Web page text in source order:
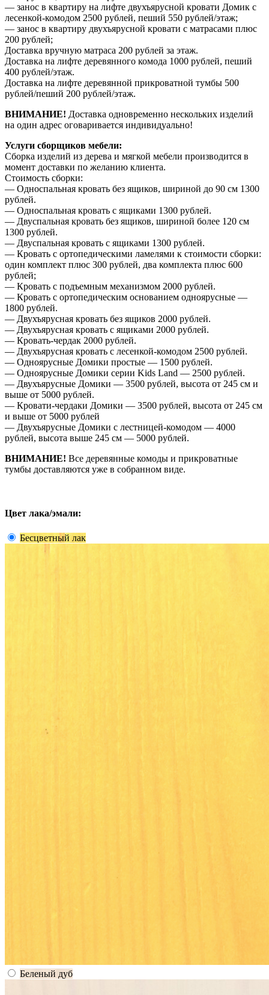
— занос в квартиру на лифте двухъярусной кровати Домик с
лесенкой-комодом 2500 рублей, пеший 550 рублей/этаж;
— занос в квартиру двухъярусной кровати с матрасами плюс
200 рублей;
Доставка вручную матраса 200 рублей за этаж.
Доставка на лифте деревянного комода 1000 рублей, пеший
400 рублей/этаж.
Доставка на лифте деревянной прикроватной тумбы 500
рублей/пеший 200 рублей/этаж.
ВНИМАНИЕ! Доставка одновременно нескольких изделий
на один адрес оговаривается индивидуально!
Услуги сборщиков мебели:
Сборка изделий из дерева и мягкой мебели производится в
момент доставки по желанию клиента.
Стоимость сборки:
— Односпальная кровать без ящиков, шириной до 90 см 1300
рублей.
— Односпальная кровать с ящиками 1300 рублей.
— Двуспальная кровать без ящиков, шириной более 120 см
1300 рублей.
— Двуспальная кровать с ящиками 1300 рублей.
— Кровать с ортопедическими ламелями к стоимости сборки:
один комплект плюс 300 рублей, два комплекта плюс 600
рублей;
— Кровать с подъемным механизмом 2000 рублей.
— Кровать с ортопедическим основанием одноярусные —
1800 рублей.
— Двухъярусная кровать без ящиков 2000 рублей.
— Двухъярусная кровать с ящиками 2000 рублей.
— Кровать-чердак 2000 рублей.
— Двухъярусная кровать с лесенкой-комодом 2500 рублей.
— Одноярусные Домики простые — 1500 рублей.
— Одноярусные Домики серии Kids Land — 2500 рублей.
— Двухъярусные Домики — 3500 рублей, высота от 245 см и
выше от 5000 рублей.
— Кровати-чердаки Домики — 3500 рублей, высота от 245 см
и выше от 5000 рублей
— Двухъярусные Домики с лестницей-комодом — 4000
рублей, высота выше 245 см — 5000 рублей.
ВНИМАНИЕ! Все деревянные комоды и прикроватные
тумбы доставляются уже в собранном виде.
Цвет лака/эмали:
Бесцветный лак
Беленый дуб